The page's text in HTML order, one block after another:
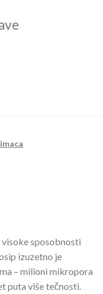
sposobnosti
izuzetno je
– milioni mikropora
puta više tečnosti.